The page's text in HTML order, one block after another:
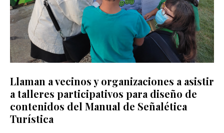
Llaman a vecinos y organizaciones a asistir
a talleres participativos para diseño de
contenidos del Manual de Señalética
Turística